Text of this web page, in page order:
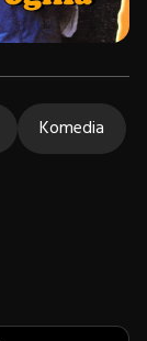
Komedia